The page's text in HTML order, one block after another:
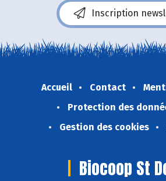
Inscription
Accueil Contact
Protection des
Gestion des cookies
Biocoop St